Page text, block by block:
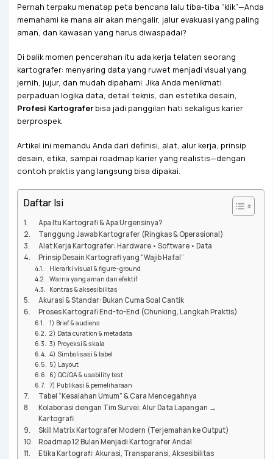
Pernah terpaku menatap peta bencana lalu tiba-tiba “klik”—Anda
memahami ke mana air akan mengalir, jalur evakuasi yang paling
aman, dan kawasan yang harus diwaspadai?
Di balik momen pencerahan itu ada kerja telaten seorang
kartografer: menyaring data yang ruwet menjadi visual yang
jernih, jujur, dan mudah dipahami. Jika Anda menikmati
perpaduan logika data, detail teknis, dan estetika desain,
Profesi Kartograferbisa jadi panggilan hati sekaligus karier
berprospek.
Artikel ini memandu Anda dari definisi, alat, alur kerja, prinsip
desain, etika, sampai roadmap karier yang realistis—dengan
contoh praktis yang langsung bisa dipakai.
Daftar Isi
Apa Itu Kartografi & Apa Urgensinya?
Tanggung Jawab Kartografer (Ringkas & Operasional)
Alat Kerja Kartografer: Hardware • Software • Data
Prinsip Desain Kartografi yang “Wajib Hafal”
Hierarki visual & figure–ground
Warna yang aman dan efektif
Kontras & aksesibilitas
Akurasi & Standar: Bukan Cuma Soal Cantik
Proses Kartografi End-to-End (Chunking, Langkah Praktis)
1) Brief & audiens
2) Data curation & metadata
3) Proyeksi & skala
4) Simbolisasi & label
5) Layout
6) QC/QA & usability test
7) Publikasi & pemeliharaan
Tabel “Kesalahan Umum” & Cara Mencegahnya
Kolaborasi dengan Tim Survei: Alur Data Lapangan →
Kartografi
Skill Matrix Kartografer Modern (Terjemahan ke Output)
Roadmap 12 Bulan Menjadi Kartografer Andal
Etika Kartografi: Akurasi, Transparansi, Aksesibilitas